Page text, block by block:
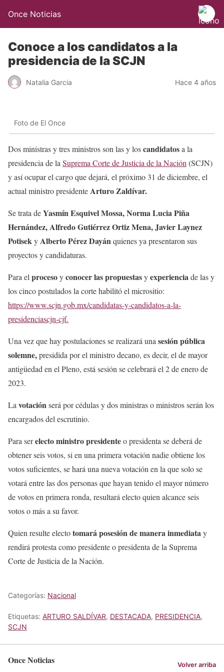
Once Noticias
Conoce a los candidatos a la
presidencia de la SCJN
Natalia Garcia Hace 4 años
Foto de El Once
Dos ministras y tres ministros son las y loscandidatosa la
presidencia de la Suprema Corte de Justicia de la Nación (SCJN)
y así ocupar el cargo que dejará, el próximo 31 de diciembre, el
actual ministro presidenteArturo Zaldívar.
Se trata deYasmín Esquivel Mossa, Norma Lucia Piña
Hernández, Alfredo Gutiérrez Ortiz Mena, Javier Laynez
PotisekyAlberto Pérez Dayánquienes ya presentaron sus
proyectos y candidaturas.
Para el procesoyconocer las propuestasyexperienciade las y
los cinco postulados la corte habilitó el micrositio:
https://www.scjn.gob.mx/candidatas-y-candidatos-a-la-
presidenciascjn-cjf.
Una vez que hay postulaciones se realizará una sesión pública
solemne,presidida por el ministro decano, es decir, el de mayor
antigüedad en el Pleno, está sesión se celebrará el 2 de enero de
2023.
La votaciónserá por cédulas y dos ministras o ministros serán los
encargados del escrutinio.
Para serelecto ministro presidenteo presidenta se deberá de
obtener seis votos, si en una primera votación nadie obtiene los
votos suficientes, se hará una nueva votación en la que solo se
votará entre las dos personas que hayan tenido el mayor número
de votos en primera ronda, resultará electo quien alcance seis
votos o más a su favor.
Quien resulte electotomará posesión de manera inmediatay
rendirá protesta como presidente o presidenta de la Suprema
Corte de Justicia de la Nación.
Categorías: Nacional
Etiquetas: ARTURO SALDÍVAR, DESTACADA, PRESIDENCIA,
SCJN
Once Noticias Volver arriba